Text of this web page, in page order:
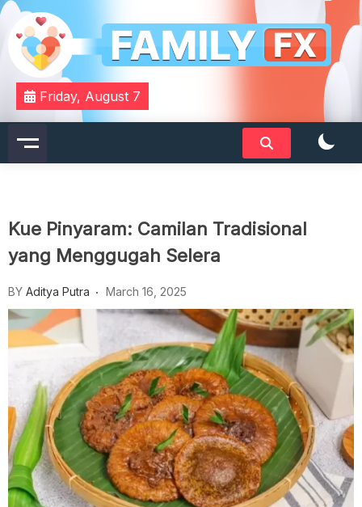
Skip
content
Familyfx
Your Daily Dose of Family Wisdom
Friday, August 7
Kue Pinyaram: Camilan Tradisional
yang Menggugah Selera
BY Aditya Putra March 16, 2025